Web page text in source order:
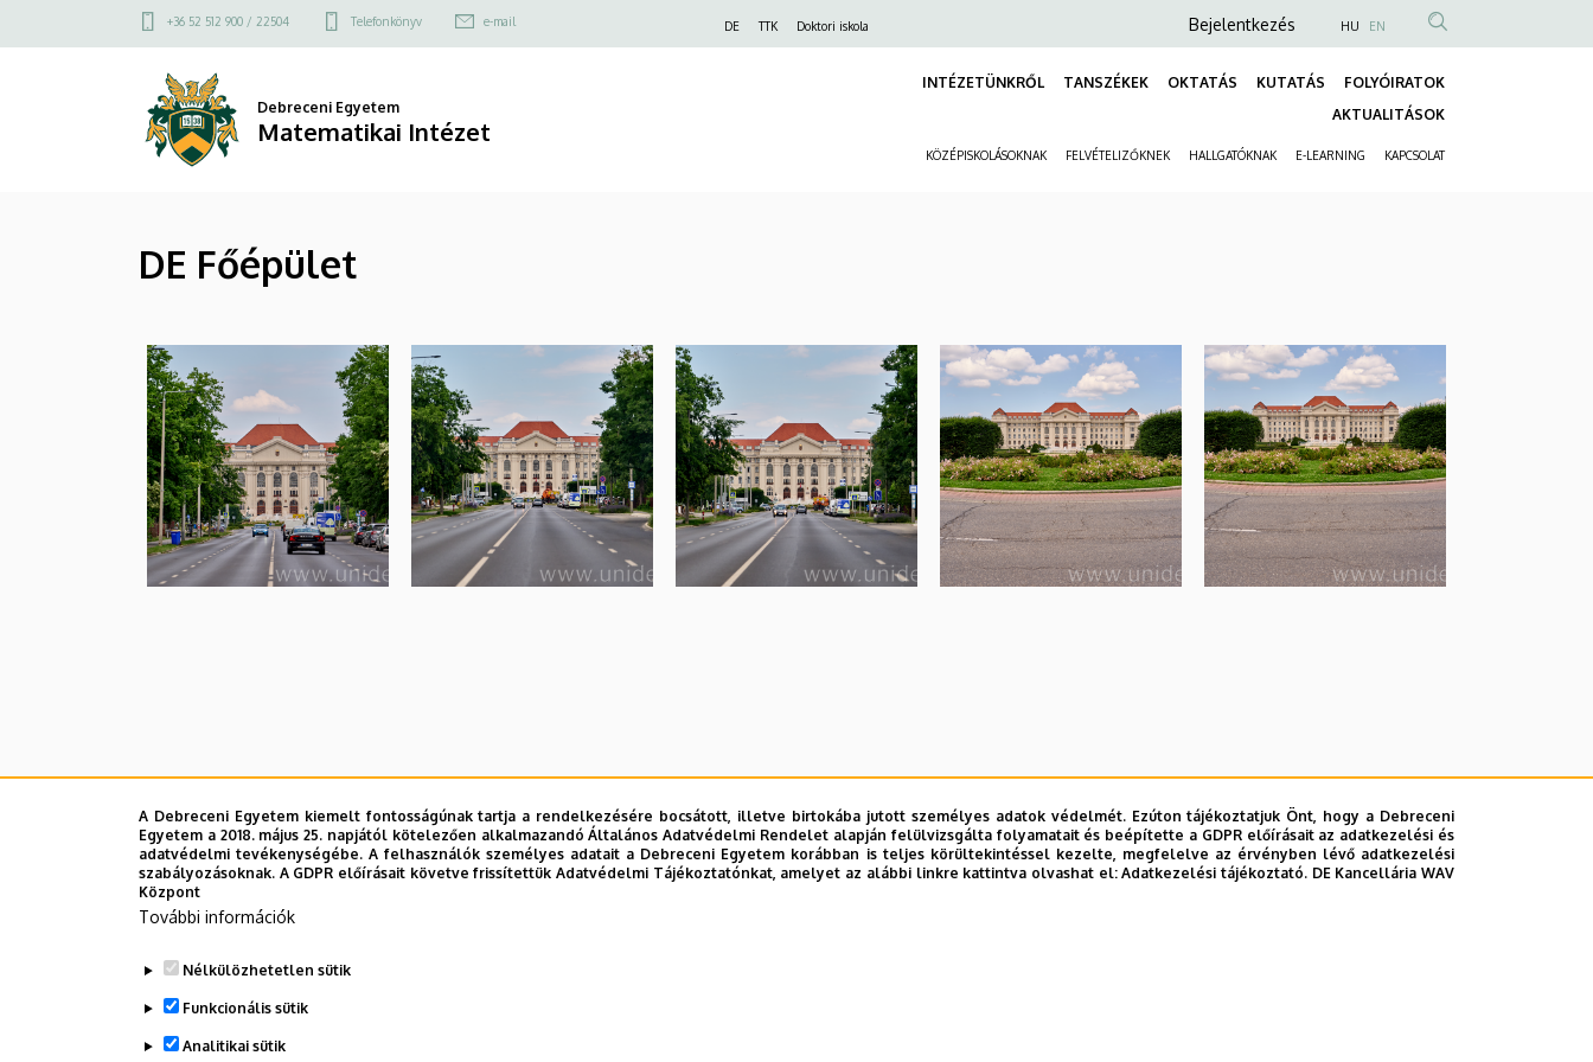
Matematikai
a
Felső
menü
+36 52 512 900 / 22504 Telefonkönyv e-mail DE TTK Doktori iskola
Anonim
fiók
Bejelentkezés HU EN
Debreceni Egyetem
Matematikai Intézet
INTÉZETÜNKRŐL TANSZÉKEK OKTATÁS KUTATÁS
FOLYÓIRATOK
AKTUALITÁSOK
KÖZÉPISKOLÁSOKNAK FELVÉTELIZŐKNEK HALLGATÓKNAK E-LEARNING KAPCSOLAT
DE Főépület
A Debreceni Egyetem kiemelt fontosságúnak tartja a rendelkezésére bocsátott, illetve birtokába jutott személyes adatok védelmét. Ezúton tájékoztatjuk Önt, hogy a Debreceni
Egyetem a 2018. május 25. napjától kötelezően alkalmazandó Általános Adatvédelmi Rendelet alapján felülvizsgálta folyamatait és beépítette a GDPR előírásait az adatkezelési és
adatvédelmi tevékenységébe. A felhasználók személyes adatait a Debreceni Egyetem korábban is teljes körültekintéssel kezelte, megfelelve az érvényben lévő adatkezelési
szabályozásoknak. A GDPR előírásait követve frissítettük Adatvédelmi Tájékoztatónkat, amelyet az alábbi linkre kattintva olvashat el:Adatkezelési tájékoztató. DE Kancellária WAV
Központ
További információk
Nélkülözhetetlen sütik
Funkcionális sütik
Analitikai sütik